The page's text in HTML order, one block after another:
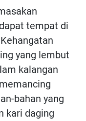
tempat di
yang lembut
kalangan
bahan yang
kari daging